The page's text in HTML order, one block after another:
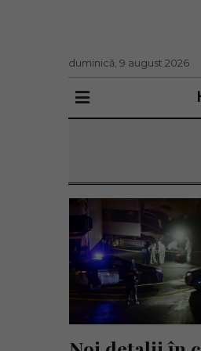
duminică, 9 august 2026